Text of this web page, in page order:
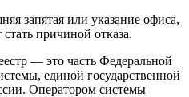
запятая или указание офиса,
причиной отказа.
— это часть Федеральной
единой государственной
Оператором системы